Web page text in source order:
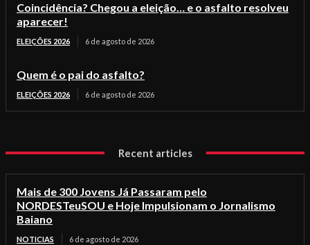
Coincidência? Chegou a eleição… e o asfalto resolveu
aparecer!
ELEIÇÕES 2026 6 de agosto de 2026
Quem é o pai do asfalto?
ELEIÇÕES 2026 6 de agosto de 2026
Recent articles
Mais de 300 Jovens Já Passaram pelo
NORDESTeuSOU e Hoje Impulsionam o Jornalismo
Baiano
NOTICIAS 6 de agosto de 2026